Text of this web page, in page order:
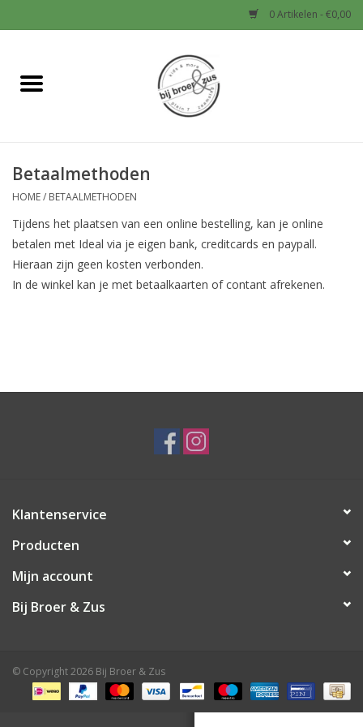
0 Artikelen - €0,00
Home
Baby
Jongens
Meisjes
Speelgoed
Betaalmethoden
HOME/ BETAALMETHODEN
Tijdens het plaatsen van een online bestelling, kan je online
betalen met Ideal via je eigen bank, creditcards en paypall.
Hieraan zijn geen kosten verbonden.
In de winkel kan je met betaalkaarten of contant afrekenen.
Klantenservice
Producten
Mijn account
Bij Broer & Zus
© Copyright 2026 Bij Broer & Zus